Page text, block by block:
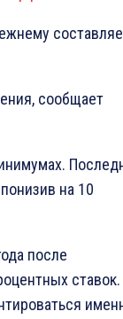
сообщает
на 10
после